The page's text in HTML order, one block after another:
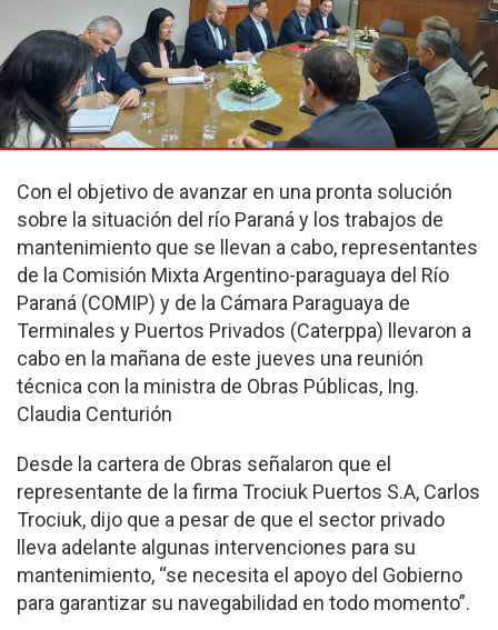
Con el objetivo de avanzar en una pronta solución
sobre la situación del río Paraná y los trabajos de
mantenimiento que se llevan a cabo, representantes
de la Comisión Mixta Argentino-paraguaya del Río
Paraná (COMIP) y de la Cámara Paraguaya de
Terminales y Puertos Privados (Caterppa) llevaron a
cabo en la mañana de este jueves una reunión
técnica con la ministra de Obras Públicas, Ing.
Claudia Centurión
Desde la cartera de Obras señalaron que el
representante de la firma Trociuk Puertos S.A, Carlos
Trociuk, dijo que a pesar de que el sector privado
lleva adelante algunas intervenciones para su
mantenimiento, “se necesita el apoyo del Gobierno
para garantizar su navegabilidad en todo momento”.